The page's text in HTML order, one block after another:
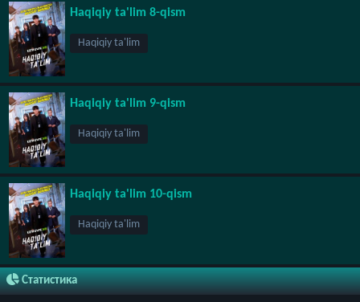
Haqiqiy ta'lim 8-qism
Haqiqiy ta'lim
Haqiqiy ta'lim 9-qism
Haqiqiy ta'lim
Haqiqiy ta'lim 10-qism
Haqiqiy ta'lim
Статистика